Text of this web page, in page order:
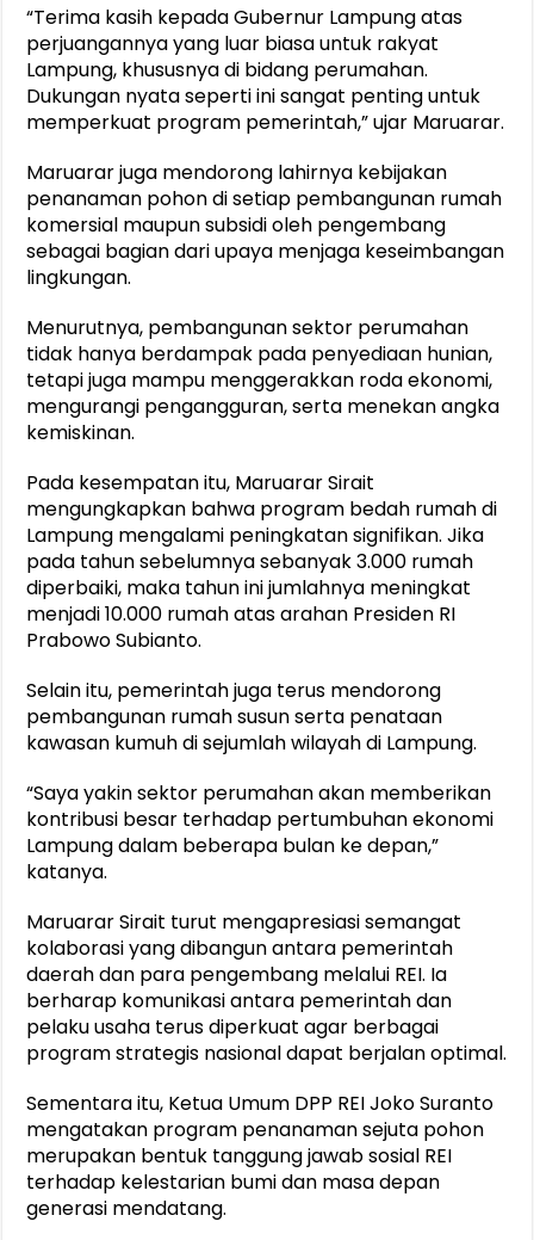
“Terima kasih kepada Gubernur Lampung atas
perjuangannya yang luar biasa untuk rakyat
Lampung, khususnya di bidang perumahan.
Dukungan nyata seperti ini sangat penting untuk
memperkuat program pemerintah,” ujar Maruarar.
Maruarar juga mendorong lahirnya kebijakan
penanaman pohon di setiap pembangunan rumah
komersial maupun subsidi oleh pengembang
sebagai bagian dari upaya menjaga keseimbangan
lingkungan.
Menurutnya, pembangunan sektor perumahan
tidak hanya berdampak pada penyediaan hunian,
tetapi juga mampu menggerakkan roda ekonomi,
mengurangi pengangguran, serta menekan angka
kemiskinan.
Pada kesempatan itu, Maruarar Sirait
mengungkapkan bahwa program bedah rumah di
Lampung mengalami peningkatan signifikan. Jika
pada tahun sebelumnya sebanyak 3.000 rumah
diperbaiki, maka tahun ini jumlahnya meningkat
menjadi 10.000 rumah atas arahan Presiden RI
Prabowo Subianto.
Selain itu, pemerintah juga terus mendorong
pembangunan rumah susun serta penataan
kawasan kumuh di sejumlah wilayah di Lampung.
“Saya yakin sektor perumahan akan memberikan
kontribusi besar terhadap pertumbuhan ekonomi
Lampung dalam beberapa bulan ke depan,”
katanya.
Maruarar Sirait turut mengapresiasi semangat
kolaborasi yang dibangun antara pemerintah
daerah dan para pengembang melalui REI. Ia
berharap komunikasi antara pemerintah dan
pelaku usaha terus diperkuat agar berbagai
program strategis nasional dapat berjalan optimal.
Sementara itu, Ketua Umum DPP REI Joko Suranto
mengatakan program penanaman sejuta pohon
merupakan bentuk tanggung jawab sosial REI
terhadap kelestarian bumi dan masa depan
generasi mendatang.